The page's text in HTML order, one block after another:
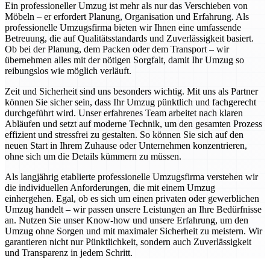
Ein professioneller Umzug ist mehr als nur das Verschieben von
Möbeln – er erfordert Planung, Organisation und Erfahrung. Als
professionelle Umzugsfirma bieten wir Ihnen eine umfassende
Betreuung, die auf Qualitätsstandards und Zuverlässigkeit basiert.
Ob bei der Planung, dem Packen oder dem Transport – wir
übernehmen alles mit der nötigen Sorgfalt, damit Ihr Umzug so
reibungslos wie möglich verläuft.
Zeit und Sicherheit sind uns besonders wichtig. Mit uns als Partner
können Sie sicher sein, dass Ihr Umzug pünktlich und fachgerecht
durchgeführt wird. Unser erfahrenes Team arbeitet nach klaren
Abläufen und setzt auf moderne Technik, um den gesamten Prozess
effizient und stressfrei zu gestalten. So können Sie sich auf den
neuen Start in Ihrem Zuhause oder Unternehmen konzentrieren,
ohne sich um die Details kümmern zu müssen.
Als langjährig etablierte professionelle Umzugsfirma verstehen wir
die individuellen Anforderungen, die mit einem Umzug
einhergehen. Egal, ob es sich um einen privaten oder gewerblichen
Umzug handelt – wir passen unsere Leistungen an Ihre Bedürfnisse
an. Nutzen Sie unser Know-how und unsere Erfahrung, um den
Umzug ohne Sorgen und mit maximaler Sicherheit zu meistern. Wir
garantieren nicht nur Pünktlichkeit, sondern auch Zuverlässigkeit
und Transparenz in jedem Schritt.